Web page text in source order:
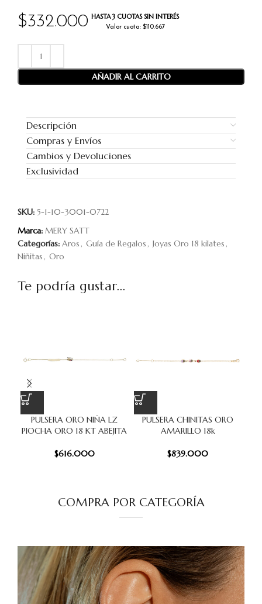
$332.000 HASTA 3 CUOTAS SIN INTERÉS
Valor cuota: $110.667
AÑADIR AL CARRITO
Descripción
Compras y Envíos
Cambios y Devoluciones
Exclusividad
SKU: 5-1-10-3001-0722
Categorías: Aros, Guía de Regalos, Joyas Oro 18 kilates,
Niñitas, Oro
Marca: MERY SATT
Te podría gustar...
PULSERA ORO NIÑA LZ
PIOCHA ORO 18 KT ABEJITA
$616.000
PULSERA CHINITAS ORO
AMARILLO 18k
$839.000
COMPRA POR CATEGORÍA